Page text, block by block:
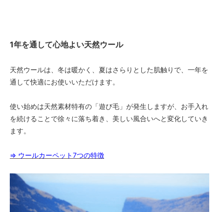
1年を通して心地よい天然ウール
天然ウールは、冬は暖かく、夏はさらりとした肌触りで、一年を
通して快適にお使いいただけます。
使い始めは天然素材特有の「遊び毛」が発生しますが、お手入れ
を続けることで徐々に落ち着き、美しい風合いへと変化していき
ます。
⇒ ウールカーペット7つの特徴